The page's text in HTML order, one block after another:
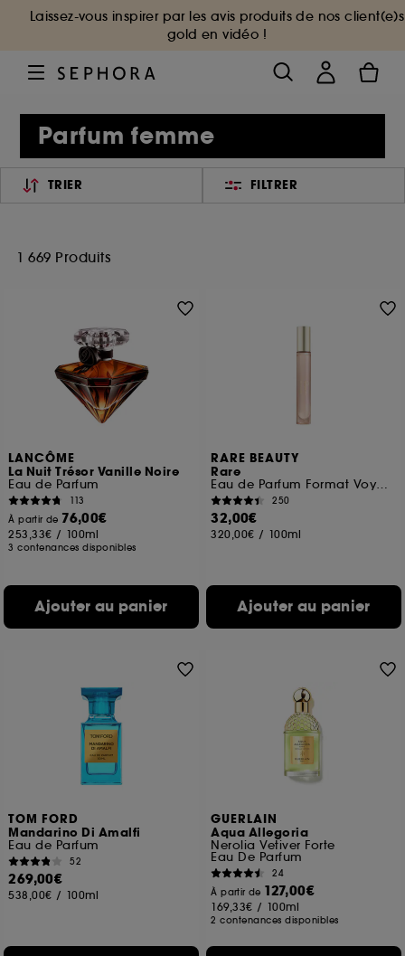
Laissez-vous inspirer par les avis produits de nos client(e)s
gold en vidéo !
Parfum femme
TRIER FILTRER
1 669 Produits
LANCÔME
La Nuit Trésor Vanille Noire
Eau de Parfum
113
À partir de 76,00€
253,33€ / 100ml
3 contenances disponibles
Ajouter au panier
RARE BEAUTY
Rare
Eau de Parfum Format Voyage
250
32,00€
320,00€ / 100ml
Ajouter au panier
TOM FORD
Mandarino Di Amalfi
Eau de Parfum
52
269,00€
538,00€ / 100ml
GUERLAIN
Aqua Allegoria
Nerolia Vetiver Forte
Eau De Parfum
24
À partir de 127,00€
169,33€ / 100ml
2 contenances disponibles